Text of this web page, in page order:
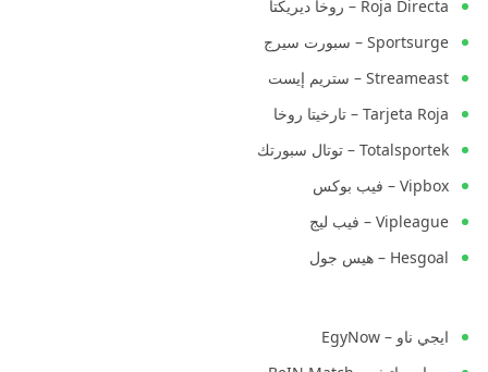
Roja Directa – روخا ديريكتا
Sportsurge – سبورت سيرج
Streameast – ستريم إيست
Tarjeta Roja – تارخيتا روخا
Totalsportek – توتال سبورتك
Vipbox – فيب بوكس
Vipleague – فيب ليج
Hesgoal – هيس جول
ايجي ناو – EgyNow